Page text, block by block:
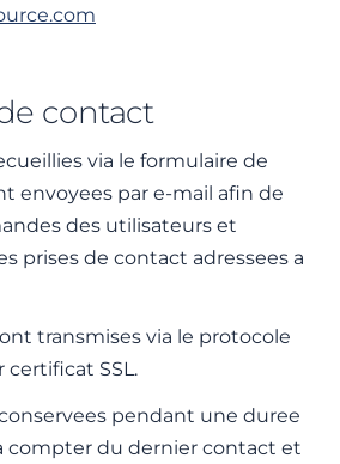
contact
via le formulaire de
envoyees par e-mail afin de
des utilisateurs et
prises de contact adressees a
transmises via le protocole
certificat SSL.
pendant une duree
compter du dernier contact et